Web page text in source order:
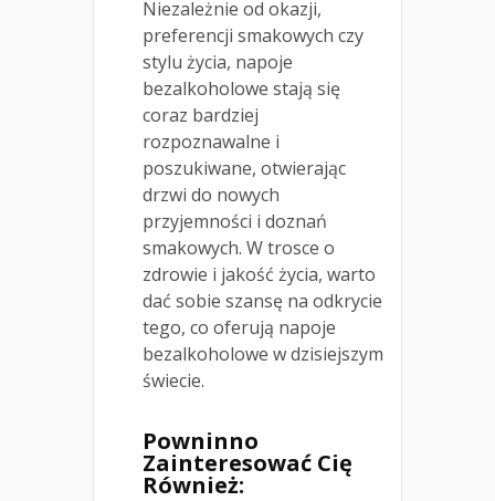
Niezależnie od okazji,
preferencji smakowych czy
stylu życia, napoje
bezalkoholowe stają się
coraz bardziej
rozpoznawalne i
poszukiwane, otwierając
drzwi do nowych
przyjemności i doznań
smakowych. W trosce o
zdrowie i jakość życia, warto
dać sobie szansę na odkrycie
tego, co oferują napoje
bezalkoholowe w dzisiejszym
świecie.
Powninno
Zainteresować Cię
Również: